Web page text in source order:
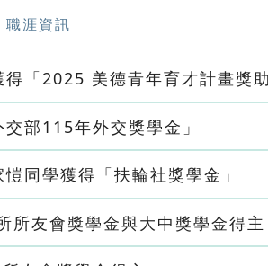
職涯資訊
「2025 美德青年育才計畫獎助
部115年外交獎學金」
同學獲得「扶輪社獎學金」
所友會獎學金與大中獎學金得主